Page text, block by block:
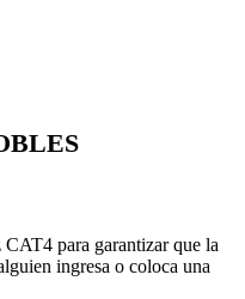
para garantizar que la
ingresa o coloca una